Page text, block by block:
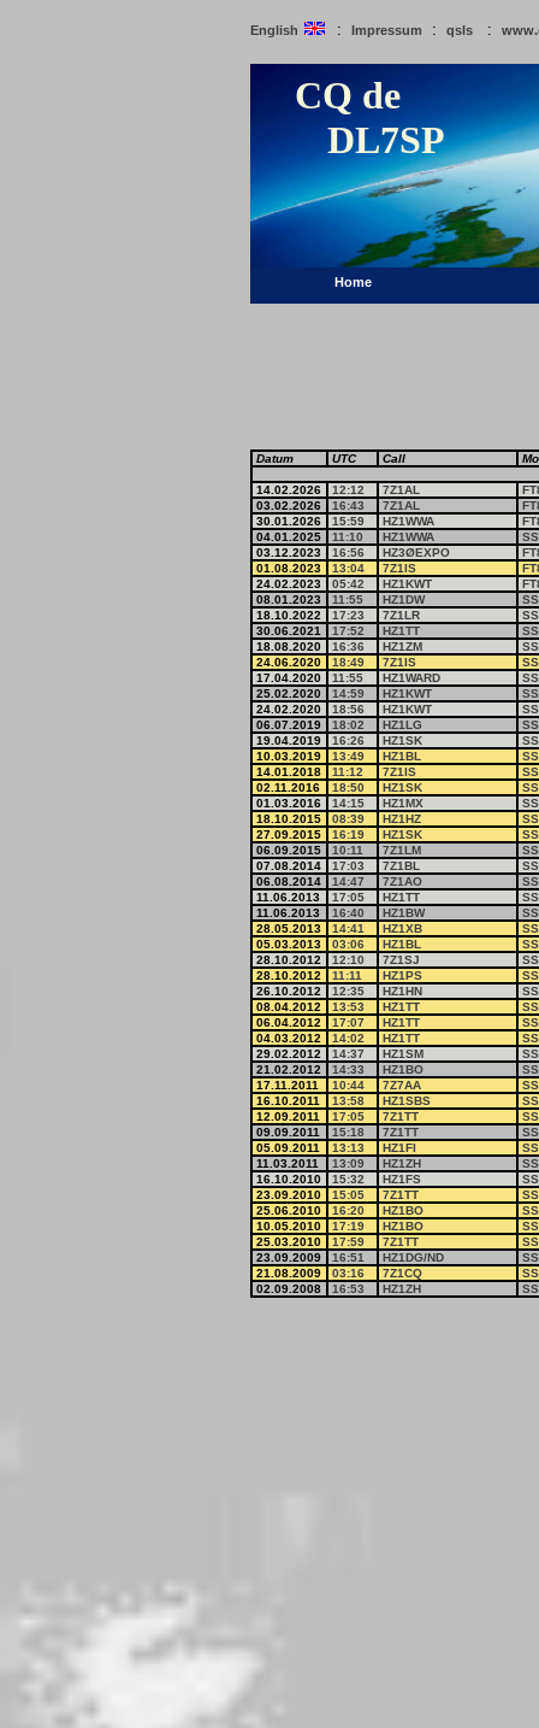
English : Impressum : qsls :
CQ de
DL7SP
Home
Datum UTC Call
14.02.2026 12:12 7Z1AL
03.02.2026
16:43 7Z1AL
30.01.2026
15:59 HZ1WWA
04.01.2025
11:10 HZ1WWA
03.12.2023
16:56 HZ3ØEXPO
01.08.2023
13:04 7Z1IS
24.02.2023
05:42 HZ1KWT
08.01.2023
11:55 HZ1DW
18.10.2022
17:23 7Z1LR
30.06.2021
17:52 HZ1TT
18.08.2020
16:36 HZ1ZM
24.06.2020
18:49 7Z1IS
17.04.2020
11:55 HZ1WARD
25.02.2020
14:59 HZ1KWT
24.02.2020
18:56 HZ1KWT
06.07.2019
18:02 HZ1LG
19.04.2019
16:26 HZ1SK
10.03.2019
13:49 HZ1BL
14.01.2018
11:12 7Z1IS
02.11.2016
18:50 HZ1SK
01.03.2016
14:15 HZ1MX
18.10.2015
08:39 HZ1HZ
27.09.2015
16:19 HZ1SK
06.09.2015
10:11 7Z1LM
07.08.2014
17:03 7Z1BL
06.08.2014
14:47 7Z1AO
11.06.2013
17:05 HZ1TT
11.06.2013
16:40 HZ1BW
28.05.2013
14:41 HZ1XB
05.03.2013
03:06 HZ1BL
28.10.2012
12:10 7Z1SJ
28.10.2012
11:11 HZ1PS
26.10.2012
12:35 HZ1HN
08.04.2012
13:53 HZ1TT
06.04.2012
17:07 HZ1TT
04.03.2012
14:02 HZ1TT
29.02.2012
14:37 HZ1SM
21.02.2012
14:33 HZ1BO
17.11.2011
10:44 7Z7AA
16.10.2011
13:58 HZ1SBS
12.09.2011
17:05 7Z1TT
09.09.2011
15:18 7Z1TT
05.09.2011
13:13 HZ1FI
11.03.2011
13:09 HZ1ZH
16.10.2010
15:32 HZ1FS
23.09.2010
15:05 7Z1TT
25.06.2010
16:20 HZ1BO
10.05.2010
17:19 HZ1BO
25.03.2010
17:59 7Z1TT
23.09.2009
16:51 HZ1DG/ND
21.08.2009
03:16 7Z1CQ
02.09.2008
16:53 HZ1ZH